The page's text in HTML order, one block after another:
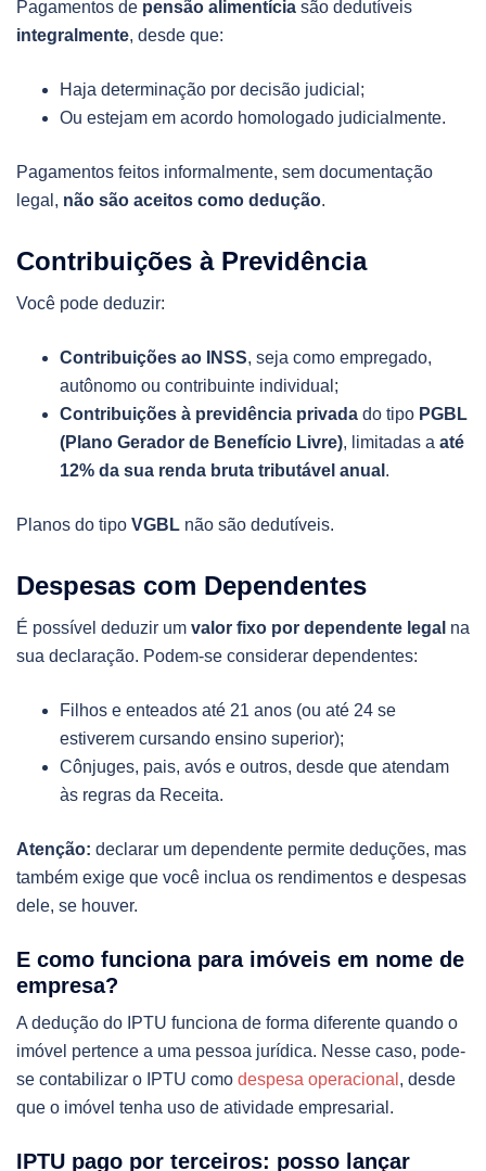
Pagamentos de pensão alimentícia são dedutíveis
integralmente, desde que:
Haja determinação por decisão judicial;
Ou estejam em acordo homologado judicialmente.
Pagamentos feitos informalmente, sem documentação
legal, não são aceitos como dedução.
Contribuições à Previdência
Você pode deduzir:
Contribuições ao INSS, seja como empregado,
autônomo ou contribuinte individual;
Contribuições à previdência privada do tipo PGBL
(Plano Gerador de Benefício Livre), limitadas a até
12% da sua renda bruta tributável anual .
Planos do tipo VGBL não são dedutíveis.
Despesas com Dependentes
É possível deduzir um valor fixo por dependente legal na
sua declaração. Podem-se considerar dependentes:
Filhos e enteados até 21 anos (ou até 24 se
estiverem cursando ensino superior);
Cônjuges, pais, avós e outros, desde que atendam
às regras da Receita.
Atenção: declarar um dependente permite deduções, mas
também exige que você inclua os rendimentos e despesas
dele, se houver.
E como funciona para imóveis em nome de
empresa?
A dedução do IPTU funciona de forma diferente quando o
imóvel pertence a uma pessoa jurídica. Nesse caso, pode-
se contabilizar o IPTU como despesa operacional , desde
que o imóvel tenha uso de atividade empresarial.
IPTU pago por terceiros: posso lançar